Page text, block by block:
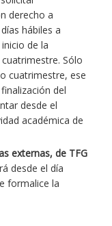
derecho a
hábiles a
de la
Sólo
cuatrimestre, ese
del
desde el
académica de
externas, de TFG
desde el día
formalice la